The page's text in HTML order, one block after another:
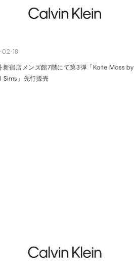
18
新宿店メンズ館7階にて第3弾「Kate Moss by
Sims」先行販売